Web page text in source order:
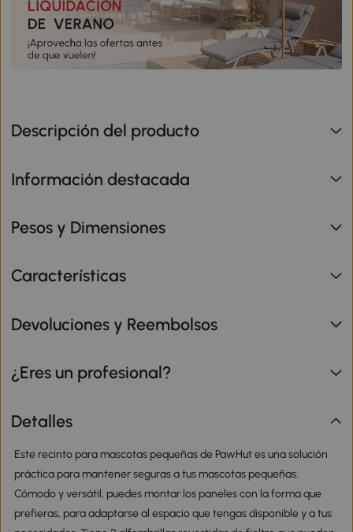
Descripción del producto
Información destacada
Pesos y Dimensiones
Características
Devoluciones y Reembolsos
¿Eres un profesional?
Detalles
Este recinto para mascotas pequeñas de PawHut es una solución
práctica para mantener seguras a tus mascotas pequeñas.
Cómodo y versátil, puedes montar los paneles con la forma que
prefieras, para adaptarse al espacio que tengas disponible y a tus